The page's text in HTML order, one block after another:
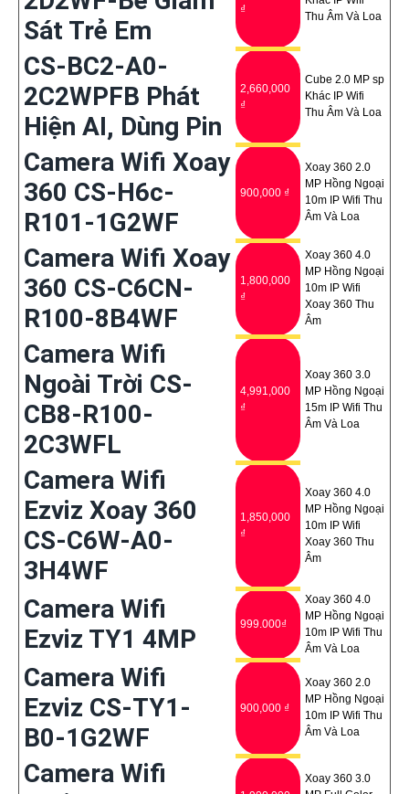
Sát Trẻ Em
₫
Thu Âm Và Loa
CS-BC2-A0-
2C2WPFB Phát
Hiện AI, Dùng Pin
2,660,000
₫
Cube 2.0 MP sp
Khác IP Wifi
Thu Âm Và Loa
Camera Wifi Xoay
360 CS-H6c-
R101-1G2WF
900,000 ₫
Xoay 360 2.0
MP Hồng Ngoại
10m IP Wifi Thu
Âm Và Loa
Camera Wifi Xoay
360 CS-C6CN-
R100-8B4WF
1,800,000
₫
Xoay 360 4.0
MP Hồng Ngoại
10m IP Wifi
Xoay 360 Thu
Âm
Camera Wifi
Ngoài Trời CS-
CB8-R100-
2C3WFL
4,991,000
₫
Xoay 360 3.0
MP Hồng Ngoại
15m IP Wifi Thu
Âm Và Loa
Camera Wifi
Ezviz Xoay 360
CS-C6W-A0-
3H4WF
1,850,000
₫
Xoay 360 4.0
MP Hồng Ngoại
10m IP Wifi
Xoay 360 Thu
Âm
Camera Wifi
Ezviz TY1 4MP
999.000₫
Xoay 360 4.0
MP Hồng Ngoại
10m IP Wifi Thu
Âm Và Loa
Camera Wifi
Ezviz CS-TY1-
B0-1G2WF
900,000 ₫
Xoay 360 2.0
MP Hồng Ngoại
10m IP Wifi Thu
Âm Và Loa
Camera Wifi
Xoay 360 3.0